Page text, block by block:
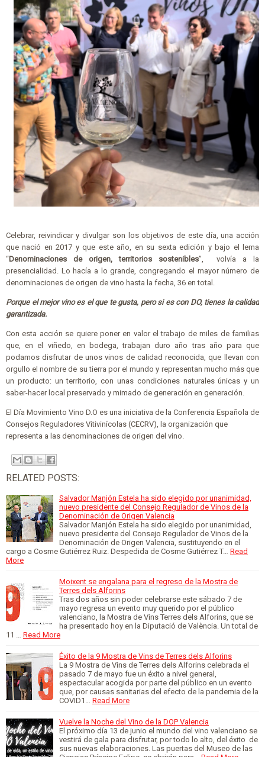
Celebrar, reivindicar y divulgar son los objetivos de este día, una acción
que nació en 2017 y que este año, en su sexta edición y bajo el lema
“Denominaciones de origen, territorios sostenibles”,
volvía a la
presencialidad. Lo hacía a lo grande, congregando el mayor número de
denominaciones de origen de vino hasta la fecha, 36 en total.
Porque el mejor vino es el que te gusta, pero si es con DO, tienes la calidad
garantizada.
Con esta acción se quiere poner en valor el trabajo de miles de familias
que, en el viñedo, en bodega, trabajan duro año tras año para que
podamos disfrutar de unos vinos de calidad reconocida, que llevan con
orgullo el nombre de su tierra por el mundo y representan mucho más que
un producto: un territorio, con unas condiciones naturales únicas y un
saber-hacer local preservado y mimado de generación en generación.
El Día Movimiento Vino D.O es una iniciativa de la Conferencia Española de
Consejos Reguladores Vitivinícolas (CECRV), la organización que
representa a las denominaciones de origen del vino.
RELATED POSTS:
Salvador Manjón Estela ha sido elegido por unanimidad,
nuevo presidente del Consejo Regulador de Vinos de la
Denominación de Origen Valencia
Salvador Manjón Estela ha sido elegido por unanimidad,
nuevo presidente del Consejo Regulador de Vinos de la
Denominación de Origen Valencia, sustituyendo en el
cargo a Cosme Gutiérrez Ruiz. Despedida de Cosme Gutiérrez T…
Read
More
Moixent se engalana para el regreso de la Mostra de
Terres dels Alforins
Tras dos años sin poder celebrarse este sábado 7 de
mayo regresa un evento muy querido por el público
valenciano, la Mostra de Vins Terres dels Alforins, que se
ha presentado hoy en la Diputació de València. Un total de
11 …
Read More
Éxito de la 9 Mostra de Vins de Terres dels Alforins
La 9 Mostra de Vins de Terres dels Alforins celebrada el
pasado 7 de mayo fue un éxito a nivel general,
espectacular acogida por parte del público en un evento
que, por causas sanitarias del efecto de la pandemia de la
COVID1…
Read More
Vuelve la Noche del Vino de la DOP Valencia
El próximo día 13 de junio el mundo del vino valenciano se
vestirá de gala para disfrutar, por todo lo alto, del éxito de
sus nuevas elaboraciones. Las puertas del Museo de las